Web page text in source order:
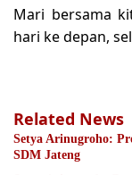
Mari bersama
hari ke depan,
Related News
Setya Arinugroho:
SDM Jateng